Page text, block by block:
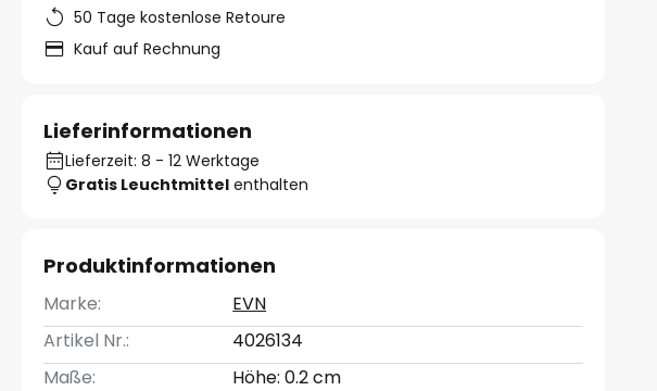
50 Tage kostenlose Retoure
Kauf auf Rechnung
Lieferinformationen
Lieferzeit: 8 - 12 Werktage
Gratis Leuchtmittel enthalten
Produktinformationen
Marke:
EVN
Artikel Nr.:
4026134
Maße:
Höhe: 0.2 cm